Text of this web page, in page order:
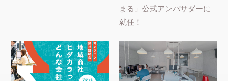
まる」公式アンバサダーに
就任！